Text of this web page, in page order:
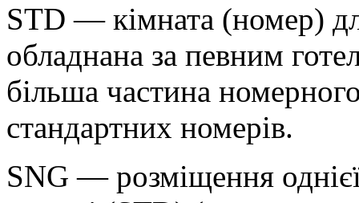
STD — кімната (номер)
обладнана за певним
більша частина
стандартних номерів.
SNG — розміщення